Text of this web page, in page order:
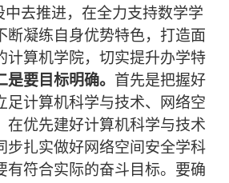
中去推进，在全力支持数学学
断凝练自身优势特色，打造面
计算机学院，切实提升办学特
是要目标明确。 首先是把握好
足计算机科学与技术、网络空
在优先建好计算机科学与技术
步扎实做好网络空间安全学科
有符合实际的奋斗目标。要确